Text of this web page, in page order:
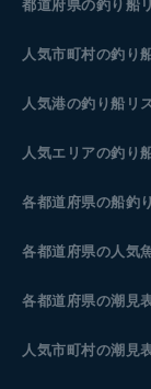
都道府県の釣り船
人気市町村の釣り
人気港の釣り船リ
人気エリアの釣り
各都道府県の船釣
各都道府県の人気
各都道府県の潮見
人気市町村の潮見